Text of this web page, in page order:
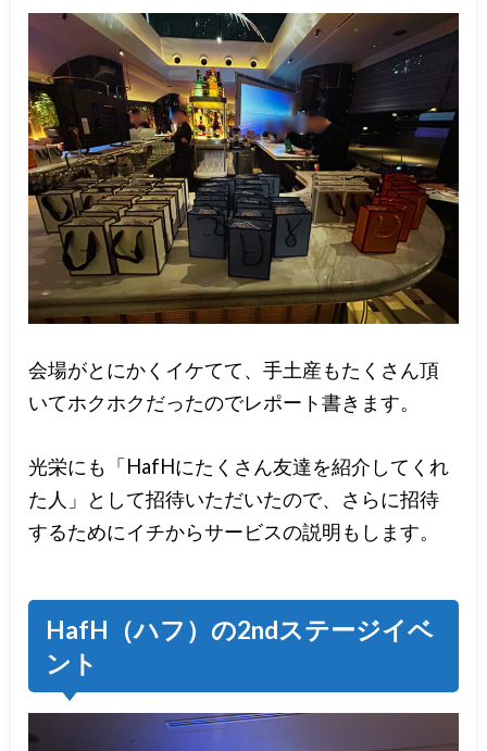
会場がとにかくイケてて、手土産もたくさん頂
いてホクホクだったのでレポート書きます。
光栄にも「HafHにたくさん友達を紹介してくれ
た人」として招待いただいたので、さらに招待
するためにイチからサービスの説明もします。
HafH（ハフ）の2ndステージイベ
ント